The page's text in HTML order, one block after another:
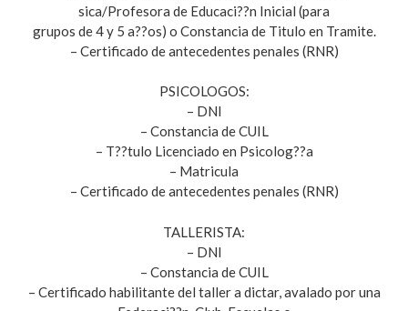
sica/Profesora de Educaci??n Inicial (para
grupos de 4 y 5 a??os) o Constancia de Titulo en Tramite.
– Certificado de antecedentes penales (RNR)
PSICOLOGOS:
– DNI
– Constancia de CUIL
– T??tulo Licenciado en Psicolog??a
– Matricula
– Certificado de antecedentes penales (RNR)
TALLERISTA:
– DNI
– Constancia de CUIL
– Certificado habilitante del taller a dictar, avalado por una